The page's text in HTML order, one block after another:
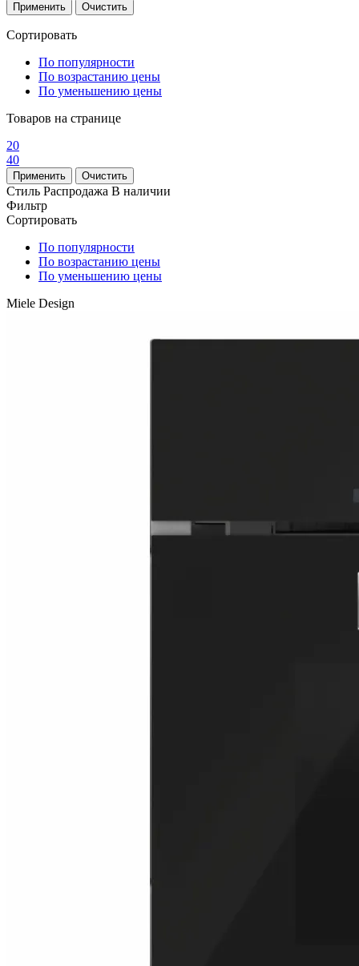
Сортировать
По популярности
По возрастанию цены
По уменьшению цены
Товаров на странице
20
40
Стиль Распродажа В наличии
Фильтр
Сортировать
По популярности
По возрастанию цены
По уменьшению цены
Miele Design